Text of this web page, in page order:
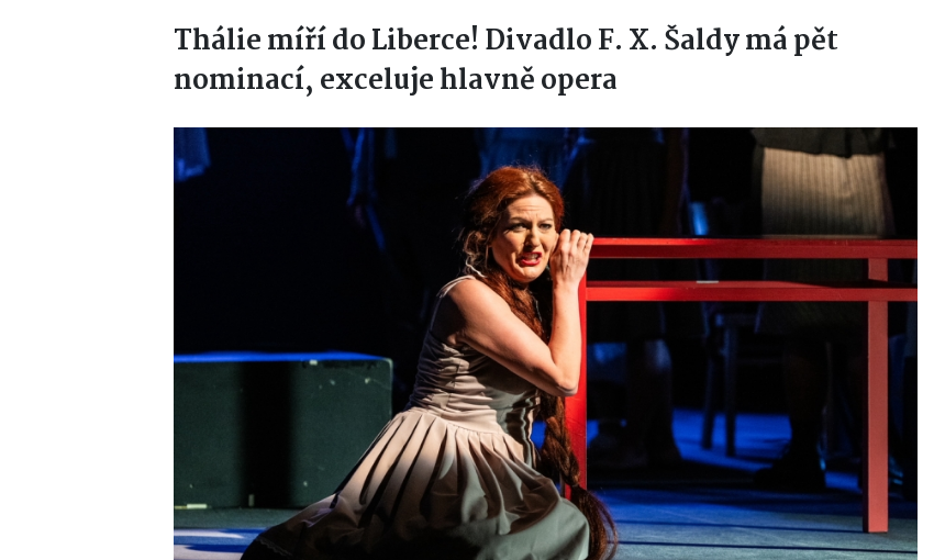
Thálie míří do Liberce! Divadlo F. X. Šaldy má pět
nominací, exceluje hlavně opera